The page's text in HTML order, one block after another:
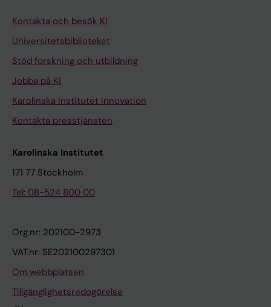
Kontakta och besök KI
Universitetsbiblioteket
Stöd forskning och utbildning
Jobba på KI
Karolinska Institutet Innovation
Kontakta presstjänsten
Karolinska Institutet
171 77 Stockholm
Tel: 08-524 800 00
Org.nr: 202100-2973
VAT.nr: SE202100297301
Om webbplatsen
Tillgänglighetsredogörelse